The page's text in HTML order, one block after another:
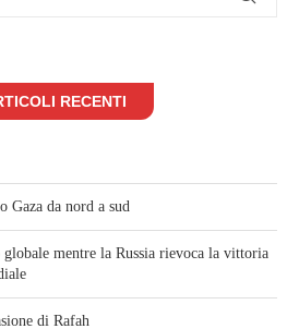
RECENTI
Gaza da nord a sud
mentre la Russia rievoca la vittoria
di Rafah